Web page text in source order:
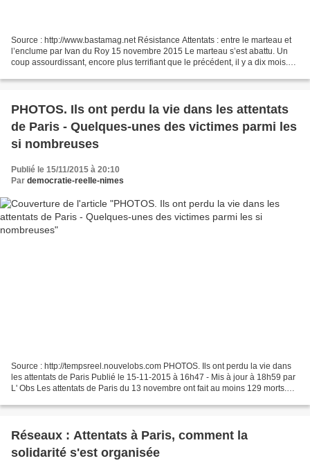
Source : http://www.bastamag.net Résistance Attentats : entre le marteau et
l’enclume par Ivan du Roy 15 novembre 2015 Le marteau s’est abattu. Un
coup assourdissant, encore plus terrifiant que le précédent, il y a dix mois.
PHOTOS. Ils ont perdu la vie dans les attentats
de Paris - Quelques-unes des victimes parmi les
si nombreuses
Publié le 15/11/2015 à 20:10
Par democratie-reelle-nimes
Source : http://tempsreel.nouvelobs.com PHOTOS. Ils ont perdu la vie dans
les attentats de Paris Publié le 15-11-2015 à 16h47 - Mis à jour à 18h59 par
L' Obs Les attentats de Paris du 13 novembre ont fait au moins 129 morts.
Réseaux : Attentats à Paris, comment la
solidarité s'est organisée